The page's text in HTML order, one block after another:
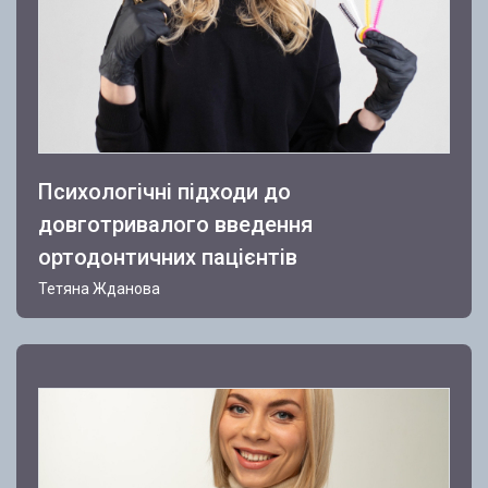
Психологічні підходи до
довготривалого введення
ортодонтичних пацієнтів
Тетяна Жданова